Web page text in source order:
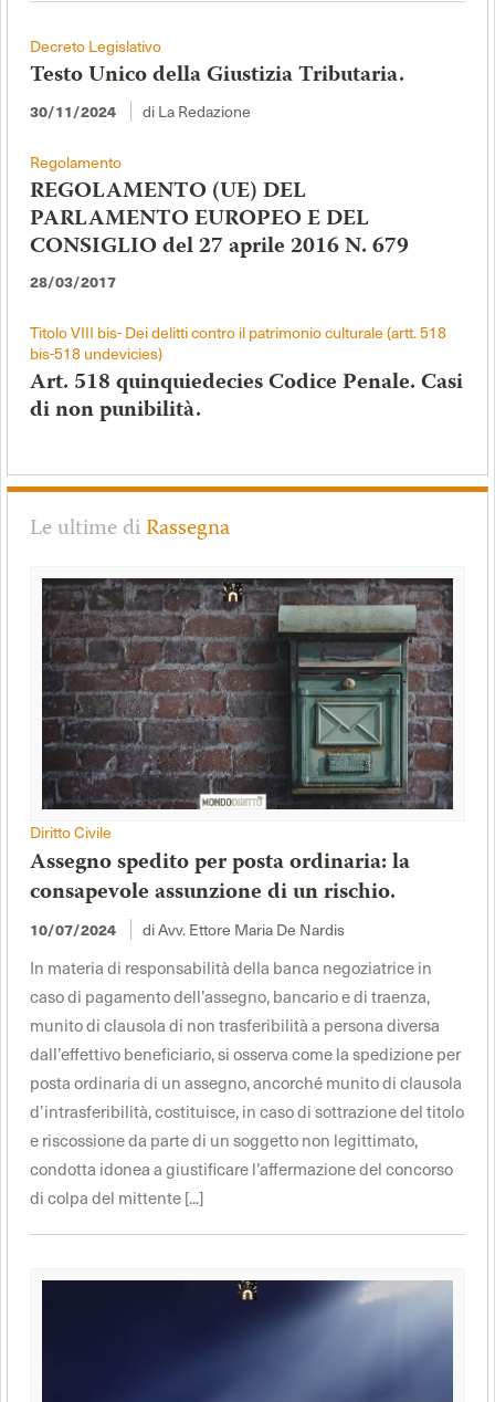
Decreto Legislativo
Testo Unico della Giustizia Tributaria.
30/11/2024 di La Redazione
Regolamento
REGOLAMENTO (UE) DEL
PARLAMENTO EUROPEO E DEL
CONSIGLIO del 27 aprile 2016 N. 679
28/03/2017
Titolo VIII bis- Dei delitti contro il patrimonio culturale (artt. 518
bis-518 undevicies)
Art. 518 quinquiedecies Codice Penale. Casi
di non punibilità.
Le ultime diRassegna
Diritto Civile
Assegno spedito per posta ordinaria: la
consapevole assunzione di un rischio.
10/07/2024 di Avv. Ettore Maria De Nardis
In materia di responsabilità della banca negoziatrice in
caso di pagamento dell’assegno, bancario e di traenza,
munito di clausola di non trasferibilità a persona diversa
dall’effettivo beneficiario, si osserva come la spedizione per
posta ordinaria di un assegno, ancorché munito di clausola
d’intrasferibilità, costituisce, in caso di sottrazione del titolo
e riscossione da parte di un soggetto non legittimato,
condotta idonea a giustificare l’affermazione del concorso
di colpa del mittente [...]